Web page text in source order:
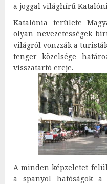
a joggal világhírű
Katalónia területe
olyan nevezetességek
világról vonzzák a
tenger közelsége
visszatartó ereje.
A minden képzeletet
a spanyol hatóságok